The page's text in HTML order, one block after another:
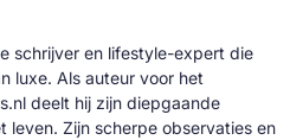
schrijver en lifestyle-expert die
luxe. Als auteur voor het
deelt hij zijn diepgaande
leven. Zijn scherpe observaties en